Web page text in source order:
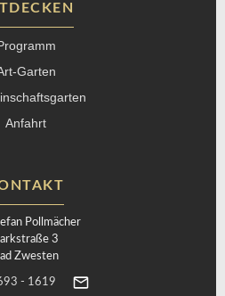
Garten
Anfahrt
Pollmächer
3
Zwesten
- 1619